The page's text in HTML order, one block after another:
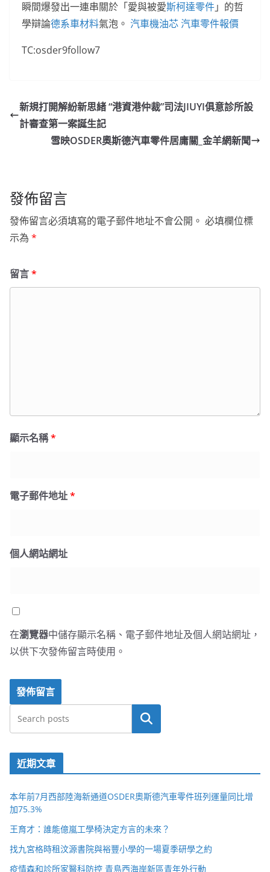
瞬間爆發出一連串關於「愛與被愛斯柯達零件」的哲
學辯論德系車材料氣泡。 汽車機油芯汽車零件報價
TC:osder9follow7
新規打開解紛新思緒 “港資港仲裁”司法JIUYI俱意診所設
計審查第一案誕生記
雪映OSDER奧斯德汽車零件居庸關_金羊網新聞
發佈留言
發佈留言必須填寫的電子郵件地址不會公開。 必填欄位標
示為 *
留言*
顯示名稱*
電子郵件地址*
個人網站網址
在瀏覽器中儲存顯示名稱、電子郵件地址及個人網站網址，
以供下次發佈留言時使用。
搜尋
近期文章
本年前7月西部陸海新通道OSDER奧斯德汽車零件班列運量同比增
加75.3%
王育才：誰能億嵐工學椅決定方言的未來？
找九宮格時租汶源書院與裕豐小學的一場夏季研學之約
疫情森和診所家醫科防控 青島西海岸新區青年外行動